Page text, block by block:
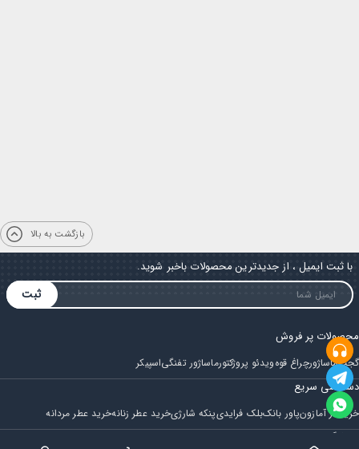
بازگشت به بالا
با ثبت ایمیل ، از جدیدترین محصولات باخبر شوید.
ثبت
محصولات پر فروش
گجتماساژورچراغ قوهویدئو پروژکتورماساژور تفنگیاسپیکر
دسترسی سریع
خرید از آمازونپاور بانکبلک فرایدیپنکه شارژیخرید عطر زنانهخرید عطر مردانه
فروشگاه